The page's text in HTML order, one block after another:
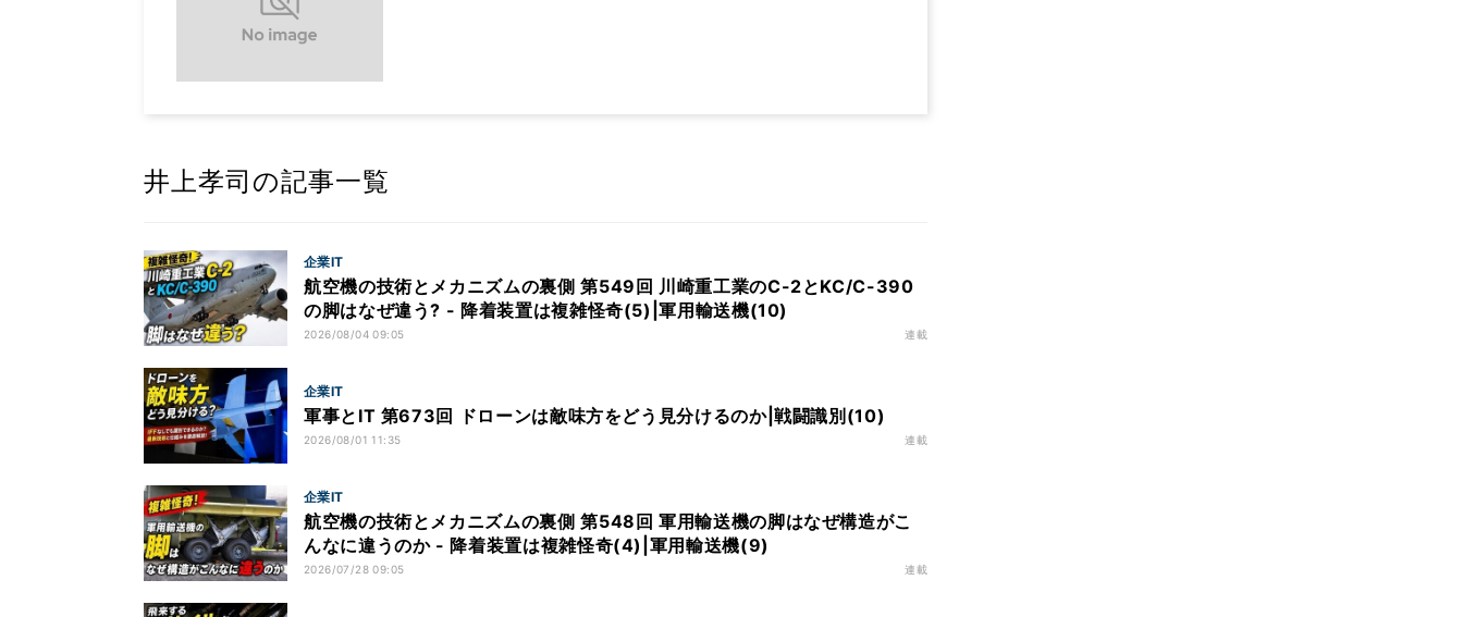
井上孝司の記事一覧
企業IT
航空機の技術とメカニズムの裏側 第549回 川崎重工業のC-2とKC/C-390
の脚はなぜ違う? - 降着装置は複雑怪奇(5)|軍用輸送機(10)
2026/08/04 09:05 連載
企業IT
軍事とIT 第673回 ドローンは敵味方をどう見分けるのか|戦闘識別(10)
2026/08/01 11:35 連載
企業IT
航空機の技術とメカニズムの裏側 第548回 軍用輸送機の脚はなぜ構造がこ
んなに違うのか - 降着装置は複雑怪奇(4)|軍用輸送機(9)
2026/07/28 09:05 連載